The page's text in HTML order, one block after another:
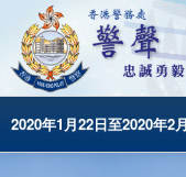
2020年1月22日至2020年